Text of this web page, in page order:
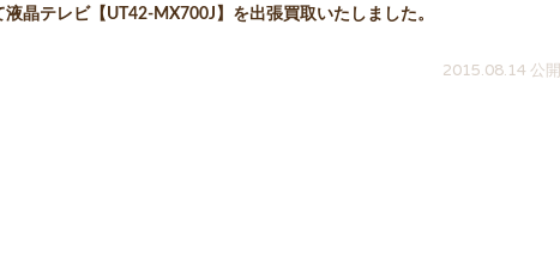
液晶テレビ【UT42-MX700J】を出張買取いたしました。
2015.08.14 公開